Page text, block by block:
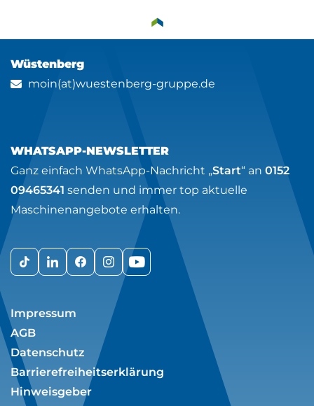
Wüstenberg
moin(at)wuestenberg-gruppe.de
WHATSAPP-NEWSLETTER
Ganz einfach WhatsApp-Nachricht „Start“ an 0152
09465341 senden und immer top aktuelle
Maschinenangebote erhalten.
Impressum
AGB
Datenschutz
Barrierefreiheitserklärung
Hinweisgeber